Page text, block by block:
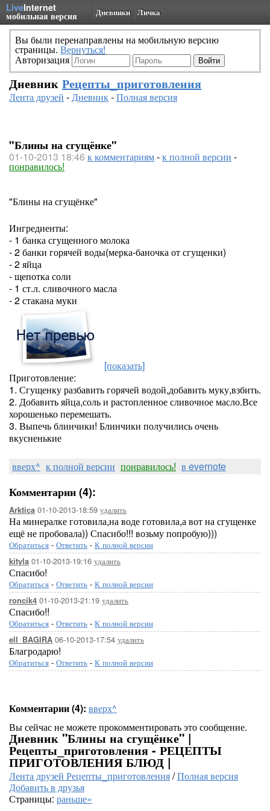
LiveInternet
мобильная версия Дневники Личка
Вы были перенаправлены на мобильную версию
страницы. Вернуться!
Авторизация
Дневник Рецепты_приготовления
Лента друзей -Дневник-Полная версия
"Блины на сгущёнке"
01-10-2013 18:46 к комментариям-к полной версии -
понравилось!
"Блины на сгущёнке"
Ингредиенты:
- 1 банка сгущенного молока
- 2 банки горячей воды(мерка-баночка от сгущенки)
- 2 яйца
- щепотка соли
- 1 ст.л. сливочного масла
- 2 стакана муки
[показать]
Приготовление:
1. Сгущенку разбавить горячей водой,добавить муку,взбить.
2. Добавить яйца,соль и растопленное сливочное масло.Все
хорошенько перемешать.
3. Выпечь блинчики! Блинчики получились очень
вкусненькие
вверх^ к полной версии понравилось! в evernote
Комментарии (4):
Arktica 01-10-2013-18:59 удалить
На минералке готовила,на воде готовила,а вот на сгущенке
ещё не пробовала)) Спасибо!!! возьму попробую)))
Обратиться - Ответить - К полной версии
kityla 01-10-2013-19:16 удалить
Спасибо!
Обратиться - Ответить - К полной версии
roncik4 01-10-2013-21:19 удалить
Спасибо!!
Обратиться - Ответить - К полной версии
ell_BAGIRA 06-10-2013-17:54 удалить
Благродарю!
Обратиться - Ответить - К полной версии
Комментарии (4): вверх^
Вы сейчас не можете прокомментировать это сообщение.
Дневник "Блины на сгущёнке" |
Рецепты_приготовления - РЕЦЕПТЫ
ПРИГОТОВЛЕНИЯ БЛЮД |
Лента друзей Рецепты_приготовления/Полная версия
Добавить в друзья
Страницы: раньше»